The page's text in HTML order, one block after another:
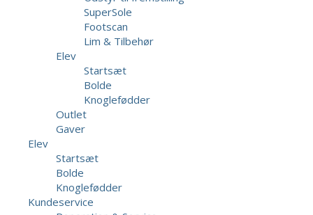
SuperSole
Footscan
Lim & Tilbehør
Elev
Startsæt
Bolde
Knoglefødder
Outlet
Gaver
Elev
Startsæt
Bolde
Knoglefødder
Kundeservice